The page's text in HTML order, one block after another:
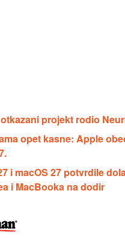
projekt rodio
opet kasne: Apple
i macOS 27 potvrdile
i MacBooka na dodir